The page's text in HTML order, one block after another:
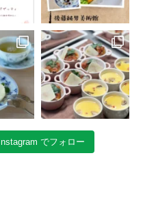
Instagram でフォロー